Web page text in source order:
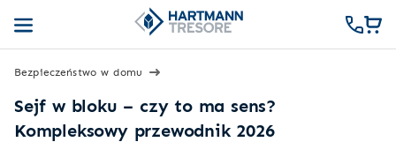
Bezpieczeństwo w domu
Sejf w bloku – czy to ma sens?
Kompleksowy przewodnik 2026